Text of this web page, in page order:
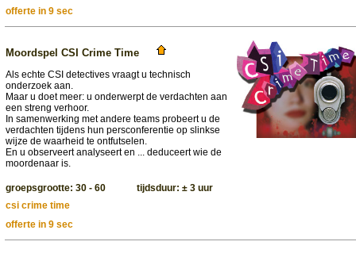
offerte in 9 sec
Moordspel CSI Crime Time
Als echte CSI detectives vraagt u technisch
onderzoek aan.
Maar u doet meer: u onderwerpt de verdachten aan
een streng verhoor.
In samenwerking met andere teams probeert u de
verdachten tijdens hun persconferentie op slinkse
wijze de waarheid te ontfutselen.
En u observeert analyseert en ... deduceert wie de
moordenaar is.
groepsgrootte: 30 - 60 tijdsduur: ± 3 uur
csi crime time
offerte in 9 sec